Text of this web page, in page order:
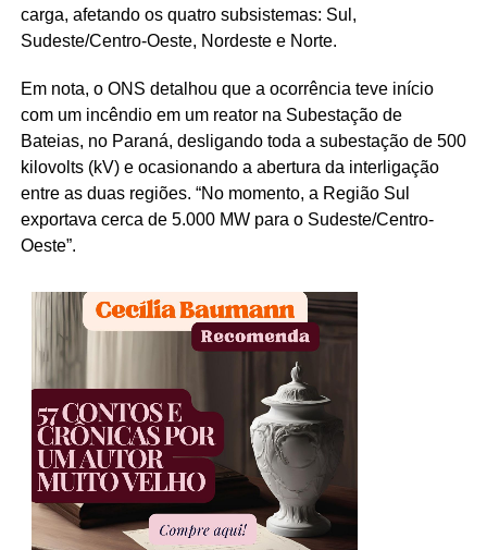
carga, afetando os quatro subsistemas: Sul,
Sudeste/Centro-Oeste, Nordeste e Norte.
Em nota, o ONS detalhou que a ocorrência teve início
com um incêndio em um reator na Subestação de
Bateias, no Paraná, desligando toda a subestação de 500
kilovolts (kV) e ocasionando a abertura da interligação
entre as duas regiões. “No momento, a Região Sul
exportava cerca de 5.000 MW para o Sudeste/Centro-
Oeste”.